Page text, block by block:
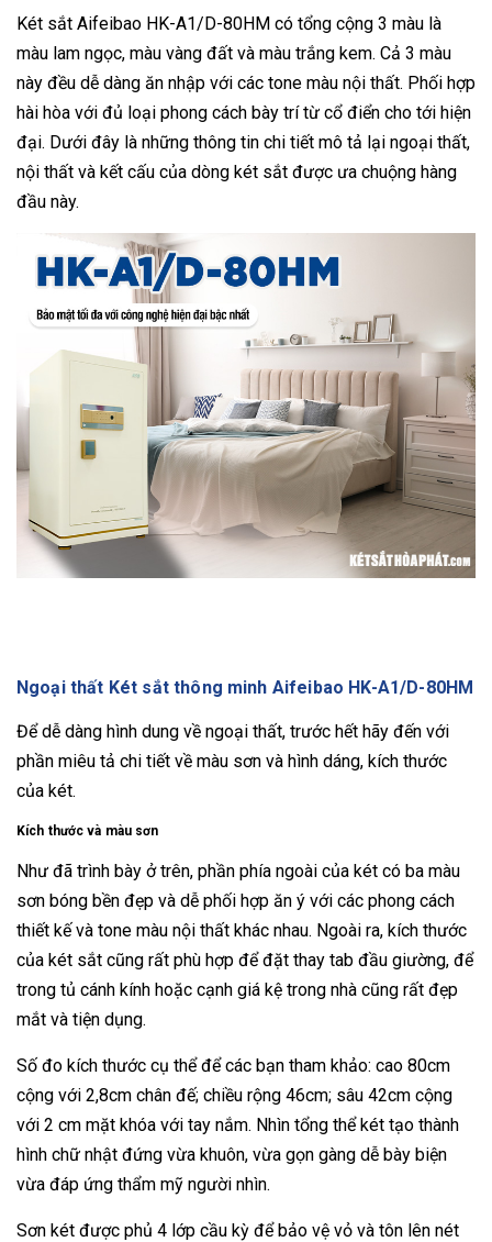
Két sắt Aifeibao HK-A1/D-80HM có tổng cộng 3 màu là
màu lam ngọc, màu vàng đất và màu trắng kem. Cả 3 màu
này đều dễ dàng ăn nhập với các tone màu nội thất. Phối hợp
hài hòa với đủ loại phong cách bày trí từ cổ điển cho tới hiện
đại. Dưới đây là những thông tin chi tiết mô tả lại ngoại thất,
nội thất và kết cấu của dòng két sắt được ưa chuộng hàng
đầu này.
Ngoại thất Két sắt thông minh Aifeibao HK-A1/D-80HM
Để dễ dàng hình dung về ngoại thất, trước hết hãy đến với
phần miêu tả chi tiết về màu sơn và hình dáng, kích thước
của két.
Kích thước và màu sơn
Như đã trình bày ở trên, phần phía ngoài của két có ba màu
sơn bóng bền đẹp và dễ phối hợp ăn ý với các phong cách
thiết kế và tone màu nội thất khác nhau. Ngoài ra, kích thước
của két sắt cũng rất phù hợp để đặt thay tab đầu giường, để
trong tủ cánh kính hoặc cạnh giá kệ trong nhà cũng rất đẹp
mắt và tiện dụng.
Số đo kích thước cụ thể để các bạn tham khảo: cao 80cm
cộng với 2,8cm chân đế; chiều rộng 46cm; sâu 42cm cộng
với 2 cm mặt khóa với tay nắm. Nhìn tổng thể két tạo thành
hình chữ nhật đứng vừa khuôn, vừa gọn gàng dễ bày biện
vừa đáp ứng thẩm mỹ người nhìn.
Sơn két được phủ 4 lớp cầu kỳ để bảo vệ vỏ và tôn lên nét